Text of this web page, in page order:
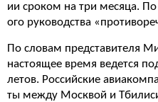
ии сроком на три месяца.
ого руководства
По словам представителя
настоящее время ведется
летов. Российские
ты между Москвой и